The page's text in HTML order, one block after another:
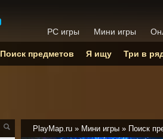
PlayMap.ru » Мини игры » Поиск
PC игры Мини игры
Поиск предметов Я ищу Три в